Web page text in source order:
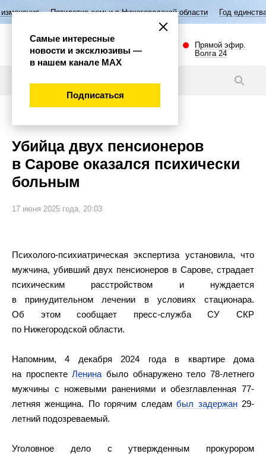
Пятилетие семьи в Нижегородской области Год единства народов
Прямой эфир.
Волга 24
Убийца двух пенсионеров
в Сарове оказался психически
больным
17 июня 2025 года, 20:03
Психолого-психиатрическая экспертиза установила, что
мужчина, убивший двух пенсионеров в Сарове, страдает
психическим расстройством и нуждается
в принудительном лечении в условиях стационара.
Об этом сообщает пресс-служба СУ СКР
по Нижегородской области.
Напомним, 4 декабря 2024 года в квартире дома
на проспектеЛенина было обнаружено тело 78-летнего
мужчины с ножевыми ранениями и обезглавленная 77-
летняя женщина. По горячим следамбыл задержан29-
летний подозреваемый.
Уголовное дело с утвержденным прокурором
Самые интересные
новости и эксклюзивы —
в нашем канале МАХ
Подписаться